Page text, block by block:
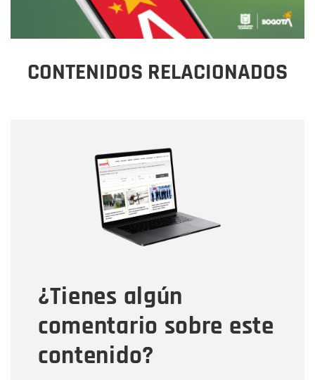
CONTENIDOS RELACIONADOS
¿Tienes algún
comentario sobre este
contenido?
Correo electrónico
Tipo de comentario
Mensaje